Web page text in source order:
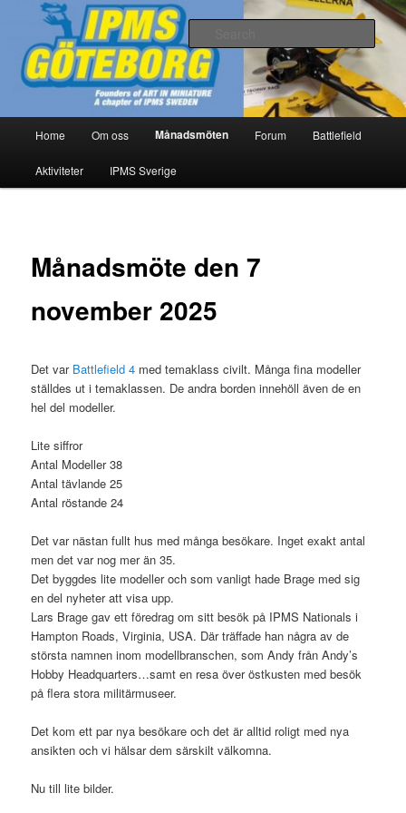
primary
contentIPMS Göteborg
Modellbygge i Väst
Home Om oss Månadsmöten Forum Battlefield
Aktiviteter IPMS Sverige
Månadsmöte den 7
november 2025
Det var Battlefield 4 med temaklass civilt. Många fina modeller
ställdes ut i temaklassen. De andra borden innehöll även de en
hel del modeller.
Lite siffror
Antal Modeller 38
Antal tävlande 25
Antal röstande 24
Det var nästan fullt hus med många besökare. Inget exakt antal
men det var nog mer än 35.
Det byggdes lite modeller och som vanligt hade Brage med sig
en del nyheter att visa upp.
Lars Brage gav ett föredrag om sitt besök på IPMS Nationals i
Hampton Roads, Virginia, USA. Där träffade han några av de
största namnen inom modellbranschen, som Andy från Andy’s
Hobby Headquarters…samt en resa över östkusten med besök
på flera stora militärmuseer.
Det kom ett par nya besökare och det är alltid roligt med nya
ansikten och vi hälsar dem särskilt välkomna.
Nu till lite bilder.